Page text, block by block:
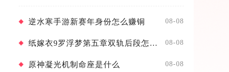
逆水寒手游新赛年身份怎么赚铜 08-08
纸嫁衣9罗浮梦第五章双轨后段怎么通关 08-08
原神凝光机制命座是什么 08-08